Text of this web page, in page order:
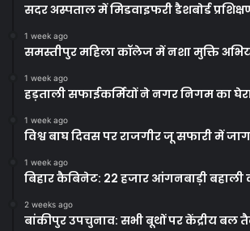
सदर अस्पताल में मिडवाइफरी डैशबोर्ड
1 week ago
समस्तीपुर महिला कॉलेज में नशा मुक्ति
1 week ago
हड़ताली सफाईकर्मियों ने नगर निगम का
1 week ago
विश्व बाघ दिवस पर राजगीर जू सफारी में
1 week ago
बिहार कैबिनेट: 22 हजार आंगनबाड़ी बहाली
2 weeks ago
बांकीपुर उपचुनाव: सभी बूथों पर केंद्रीय बल